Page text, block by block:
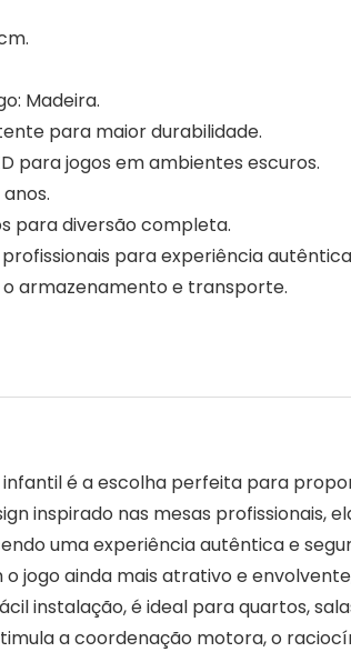
Madeira.
para maior durabilidade.
para jogos em ambientes escuros.
para diversão completa.
para experiência
armazenamento e transporte.
infantil é a escolha perfeita para
inspirado nas mesas profissionais,
uma experiência autêntica e
o jogo ainda mais atrativo e
instalação, é ideal para quartos,
a coordenação motora, o